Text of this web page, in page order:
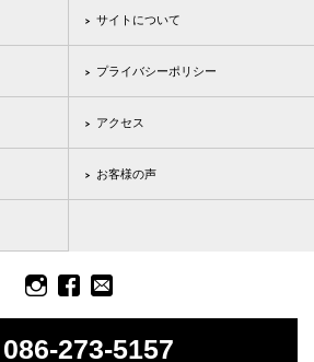
サイトについて
プライバシーポリシー
アクセス
お客様の声
086-273-5157